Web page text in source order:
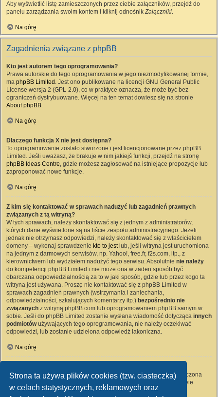
Strona ta używa plików cookies (tzw. ciasteczka)
w celach statystycznych, reklamowych oraz
Aby wyświetlić listę zamieszczonych przez ciebie załączników, przejdź do
panelu zarządzania swoim kontem i kliknij odnośnikZałączniki.
Na górę
Zagadnienia związane z phpBB
Kto jest autorem tego oprogramowania?
Prawa autorskie do tego oprogramowania w jego niezmodyfikowanej formie,
ma phpBB Limited . Jest ono publikowane na licencji GNU General Public
License wersja 2 (GPL-2.0), co w praktyce oznacza, że może być bez
ograniczeń dystrybuowane. Więcej na ten temat dowiesz się na stronie
About phpBB.
Na górę
Dlaczego funkcja X nie jest dostępna?
To oprogramowanie zostało stworzone i jest licencjonowane przez phpBB
Limited. Jeśli uważasz, że brakuje w nim jakiejś funkcji, przejdź na stronę
phpBB Ideas Centre, gdzie możesz zagłosować na istniejące propozycje lub
zaproponować nowe funkcje.
Na górę
Z kim się kontaktować w sprawach nadużyć lub zagadnień prawnych
związanych z tą witryną?
W tych sprawach, należy skontaktować się z jednym z administratorów,
których dane wyświetlone są na liście zespołu administracyjnego. Jeżeli
jednak nie otrzymasz odpowiedzi, należy skontaktować się z właścicielem
domeny – wykonaj sprawdzenie kto to jestlub, jeśli witryna jest uruchomiona
na jednym z darmowych serwisów, np. Yahoo!, free.fr, f2s.com, itp., z
kierownictwem lub wydziałem nadużyć tego serwisu. Absolutnie nie należy
do kompetencji phpBB Limited i nie może ona w żaden sposób być
obarczana odpowiedzialnością za to w jaki sposób, gdzie lub przez kogo ta
witryna jest używana. Proszę nie kontaktować się z phpBB Limited w
sprawach zagadnień prawnych (wstrzymania i zaniechania,
odpowiedzialności, szkalujących komentarzy itp.) bezpośrednio nie
związanych z witryną phpBB.com lub oprogramowaniem phpBB samym w
sobie. Jeśli do phpBB Limited zostanie wysłana wiadomość dotycząca innych
podmiotówużywających tego oprogramowania, nie należy oczekiwać
odpowiedzi, lub zostanie udzielona odpowiedź lakoniczna.
Na górę
Wszyscy użytkownicy witryny mogą używać – jeśli funkcja ta jest włączona
przez administratora witryny – formularza „Kontakt z nami”. Członkowie
witryny mogą także używać odnośnika „Zespół administracyjny”.